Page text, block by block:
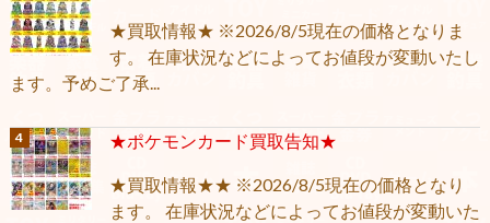
★買取情報★ ※2026/8/5現在の価格となりま
す。 在庫状況などによってお値段が変動いたし
ます。予めご了承...
★ポケモンカード買取告知★
★買取情報★★ ※2026/8/5現在の価格となり
ます。 在庫状況などによってお値段が変動いた